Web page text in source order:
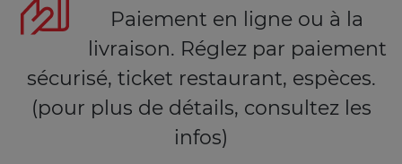
Paiement en ligne ou à la
livraison. Réglez par paiement
sécurisé, ticket restaurant, espèces.
(pour plus de détails, consultez les
infos)